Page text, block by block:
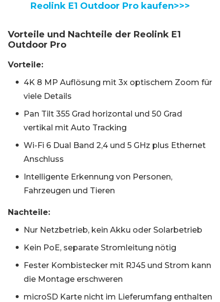
Reolink E1 Outdoor Pro kaufen>>>
Vorteile und Nachteile der Reolink E1
Outdoor Pro
Vorteile:
4K 8 MP Auflösung mit 3x optischem Zoom für
viele Details
Pan Tilt 355 Grad horizontal und 50 Grad
vertikal mit Auto Tracking
Wi-Fi 6 Dual Band 2,4 und 5 GHz plus Ethernet
Anschluss
Intelligente Erkennung von Personen,
Fahrzeugen und Tieren
Nachteile:
Nur Netzbetrieb, kein Akku oder Solarbetrieb
Kein PoE, separate Stromleitung nötig
Fester Kombistecker mit RJ45 und Strom kann
die Montage erschweren
microSD Karte nicht im Lieferumfang enthalten